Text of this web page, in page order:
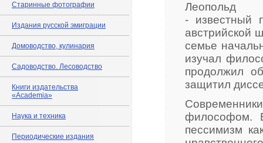
Старинные фотографии
Издания русской эмиграции
Домоводство, кулинария
Садоводство. Лесоводство
Книги издательства
«Academia»
Наука и техника
Периодические издания
- известный
австрийской
семье
изучал
продолжил
защитил
философом.
пессимизм